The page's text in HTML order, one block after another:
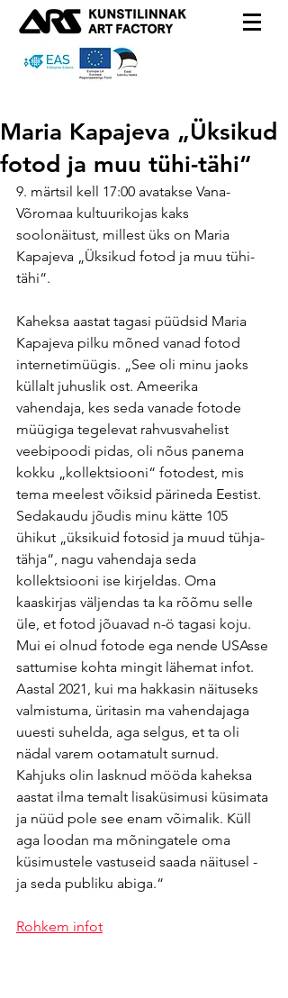
Maria Kapajeva „Üksikud
fotod ja muu tühi-tähi“
9. märtsil kell 17:00 avatakse Vana-
Võromaa kultuurikojas kaks
soolonäitust, millest üks on Maria
Kapajeva „Üksikud fotod ja muu tühi-
tähi“.
Kaheksa aastat tagasi püüdsid Maria
Kapajeva pilku mõned vanad fotod
internetimüügis. „See oli minu jaoks
küllalt juhuslik ost. Ameerika
vahendaja, kes seda vanade fotode
müügiga tegelevat rahvusvahelist
veebipoodi pidas, oli nõus panema
kokku „kollektsiooni“ fotodest, mis
tema meelest võiksid pärineda Eestist.
Sedakaudu jõudis minu kätte 105
ühikut „üksikuid fotosid ja muud tühja-
tähja“, nagu vahendaja seda
kollektsiooni ise kirjeldas. Oma
kaaskirjas väljendas ta ka rõõmu selle
üle, et fotod jõuavad n-ö tagasi koju.
Mui ei olnud fotode ega nende USAsse
sattumise kohta mingit lähemat infot.
Aastal 2021, kui ma hakkasin näituseks
valmistuma, üritasin ma vahendajaga
uuesti suhelda, aga selgus, et ta oli
nädal varem ootamatult surnud.
Kahjuks olin lasknud mööda kaheksa
aastat ilma temalt lisaküsimusi küsimata
ja nüüd pole see enam võimalik. Küll
aga loodan ma mõningatele oma
küsimustele vastuseid saada näitusel -
ja seda publiku abiga.“
Rohkem infot